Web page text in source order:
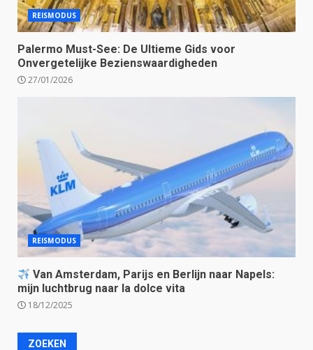
REISMODUS
Palermo Must-See: De Ultieme Gids voor
Onvergetelijke Bezienswaardigheden
27/01/2026
REISMODUS
Van Amsterdam, Parijs en Berlijn naar Napels:
mijn luchtbrug naar la dolce vita
18/12/2025
ZOEKEN